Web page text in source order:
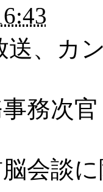
送、カ
務次
会談